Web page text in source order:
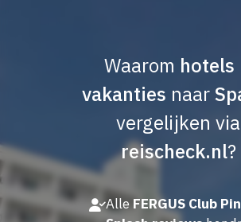
Waarom hotels
vakanties naar
vergelijken via
reischeck.nl?
Alle FERGUS Club